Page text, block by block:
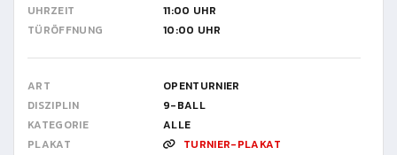
UHRZEIT
11:00 UHR
TÜRÖFFNUNG
10:00 UHR
ART
OPENTURNIER
DISZIPLIN
9-BALL
KATEGORIE
ALLE
PLAKAT
TURNIER-PLAKAT